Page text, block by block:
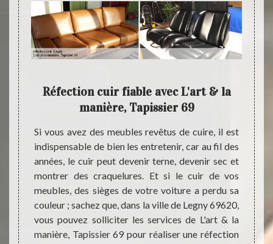
69
et
un
des
Réfection cuir fiable avec L'art & la
manière, Tapissier 69
Si vous avez des meubles revêtus de cuire, il est
indispensable de bien les entretenir, car au fil des
années, le cuir peut devenir terne, devenir sec et
montrer des craquelures. Et si le cuir de vos
meubles, des sièges de votre voiture a perdu sa
couleur ; sachez que, dans la ville de Legny 69620,
vous pouvez solliciter les services de L'art & la
manière, Tapissier 69 pour réaliser une réfection
type
de
type